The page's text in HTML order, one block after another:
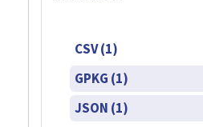
CSV (1)
GPKG (1)
JSON (1)